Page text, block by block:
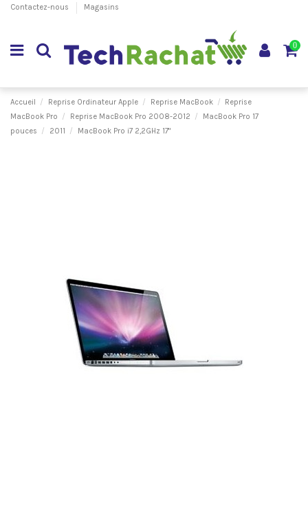
Contactez-nous Magasins
0
Accueil Reprise Ordinateur Apple Reprise MacBook
Reprise
MacBook Pro
Reprise MacBook Pro 2008-2012
MacBook Pro 17
pouces
2011 MacBook Pro i7 2,2GHz 17"